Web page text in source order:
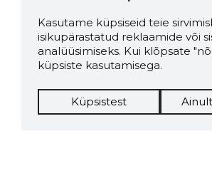
Kasutame küpsiseid teie
isikupärastatud reklaamide või
analüüsimiseks. Kui klõpsate
küpsiste kasutamisega.
Küpsistest